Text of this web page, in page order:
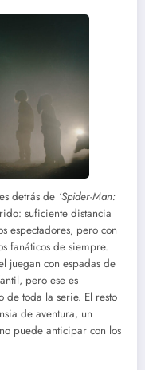
detrás de ‘Spider-Man:
suficiente distancia
espectadores, pero con
fanáticos de siempre.
juegan con espadas de
pero ese es
de toda la serie. El resto
de aventura, un
puede anticipar con los